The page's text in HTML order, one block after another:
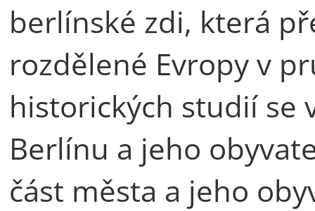
berlínské zdi, která
rozdělené Evropy v
historických studií se
Berlínu a jeho
část města a jeho